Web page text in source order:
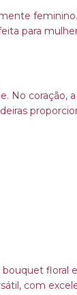
para
No coração,
floral
com